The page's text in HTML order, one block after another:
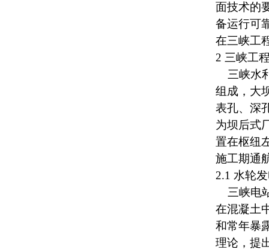
面技术的
备运行可
在三峡工
2 三峡工
三峡水
组成，大
表孔、深
为坝后式
置在枢纽
施工期通
2.1 水轮
三峡电
在混凝土
和常年暴
理论 ，提